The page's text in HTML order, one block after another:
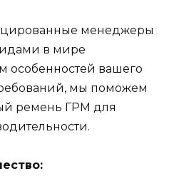
менеджеры
в мире
особенностей вашего
мы поможем
ремень ГРМ для